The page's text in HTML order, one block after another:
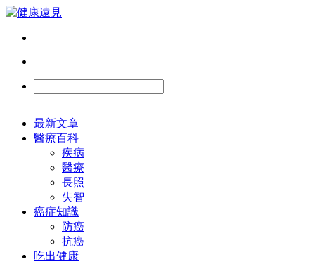
最新文章
醫療百科
疾病
醫療
長照
失智
癌症知識
防癌
抗癌
吃出健康